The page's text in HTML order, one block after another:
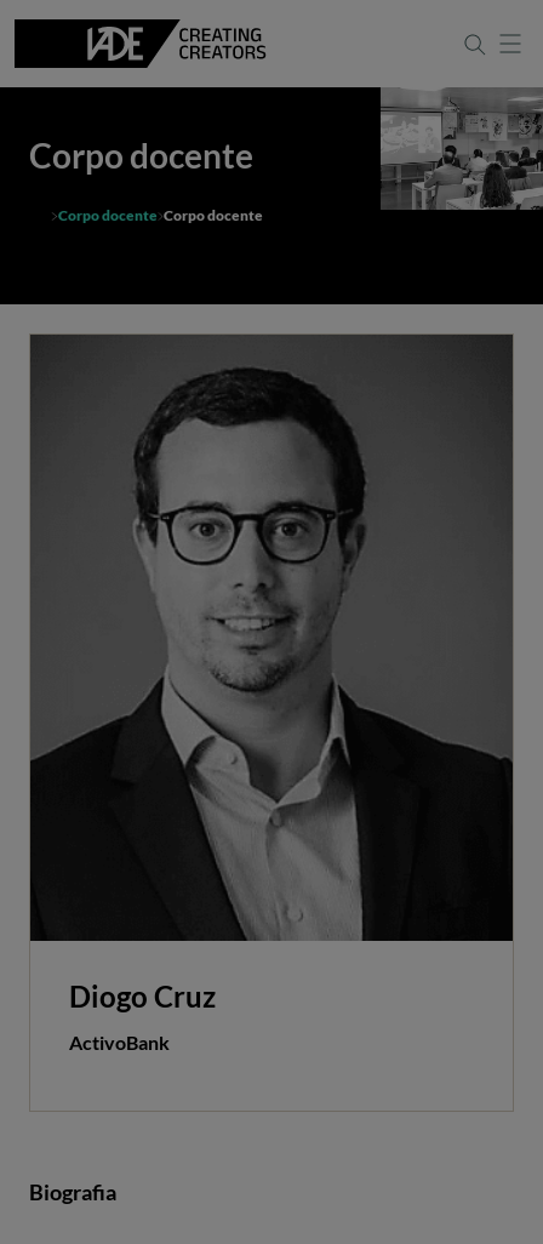
Corpo docente
Corpo docente Corpo docente
Diogo Cruz
ActivoBank
Biografia